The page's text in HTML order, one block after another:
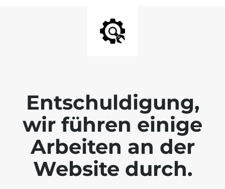
Entschuldigung,
wir führen einige
Arbeiten an der
Website durch.